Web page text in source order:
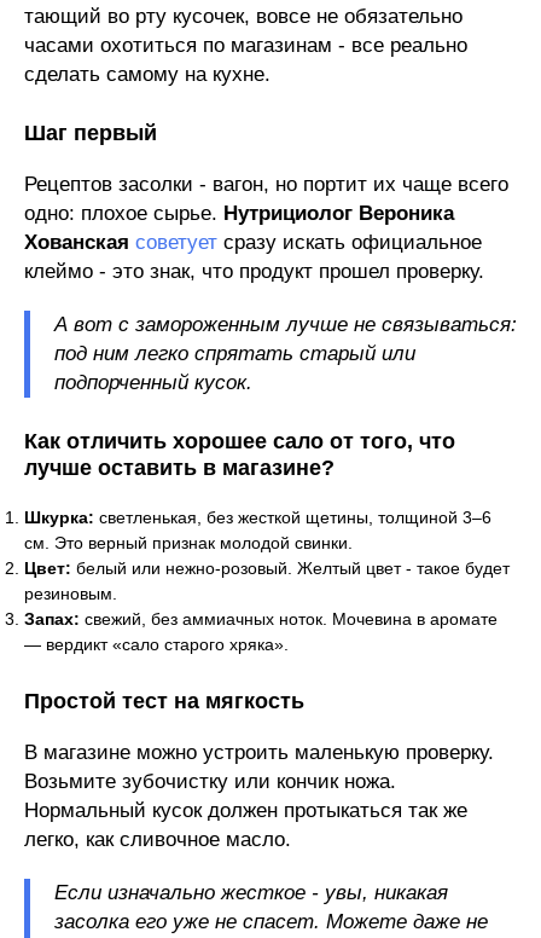
тающий во рту кусочек, вовсе не обязательно
часами охотиться по магазинам - все реально
сделать самому на кухне.
Шаг первый
Рецептов засолки - вагон, но портит их чаще всего
одно: плохое сырье. Нутрициолог Вероника
Хованская советует сразу искать официальное
клеймо - это знак, что продукт прошел проверку.
А вот с замороженным лучше не связываться:
под ним легко спрятать старый или
подпорченный кусок.
Как отличить хорошее сало от того, что
лучше оставить в магазине?
Шкурка: светленькая, без жесткой щетины, толщиной 3–6
см. Это верный признак молодой свинки.
Цвет: белый или нежно-розовый. Желтый цвет - такое будет
резиновым.
Запах: свежий, без аммиачных ноток. Мочевина в аромате
— вердикт «сало старого хряка».
Простой тест на мягкость
В магазине можно устроить маленькую проверку.
Возьмите зубочистку или кончик ножа.
Нормальный кусок должен протыкаться так же
легко, как сливочное масло.
Если изначально жесткое - увы, никакая
засолка его уже не спасет. Можете даже не